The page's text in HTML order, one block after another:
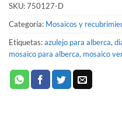
SKU:750127-D
Categoría: Mosaicos y
Etiquetas:azulejo para alberca,
mosaico para alberca, mosaico